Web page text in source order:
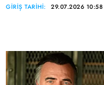
GİRİŞ TARİHİ: 29.07.2026 10:58